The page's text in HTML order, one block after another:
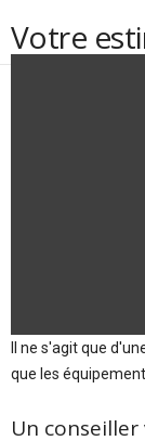
Votre
Il ne s'agit que
que les
Un